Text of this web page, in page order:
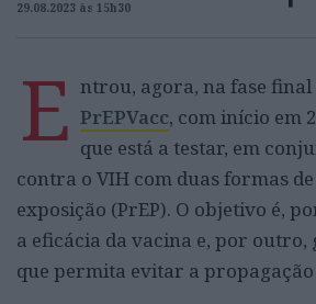
29.08.2023 às 15h30
E ntrou, agora, na fase
PrEPVacc, com início em
que está a testar, em
contra o VIH com duas formas
exposição (PrEP). O objetivo é,
a eficácia da vacina e, por
que permita evitar a propagação